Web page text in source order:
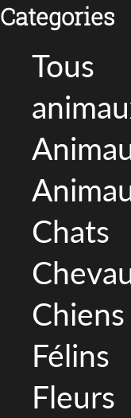
Categories
Tous
Chats
Chiens
Félins
Fleurs